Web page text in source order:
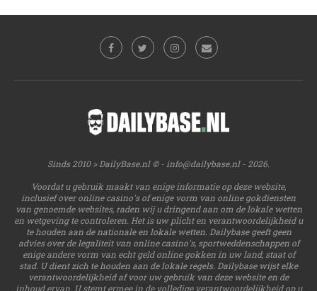
Sinds 2010 > DailyBase.nl © - info@dailybase.nl- 2026.
Voordat u gebruik maakt van enige informatie op deze website,
inclusief over online casino's of enige vorm van online gokdiensten
van genoemde websites, raden wij u dringend aan om de lokale wetten
en wetgeving te controleren. Het is uw plicht en verantwoordelijkheid u
te houden aan de nationale en lokale wetten. Dailybase geeft geen
advies over de legaliteit van online casino's, sportweddenschappen of
enige andere vorm van echt geld online gokken in uw land, staat of
stad. U dient zich te houden aan de lokale regels. Dailybase wijst elke
verantwoordelijkheid af voor uw gebruik van deze website en de
inhoud ervan. U stemt ermee in de volledige verantwoordelijkheid op u